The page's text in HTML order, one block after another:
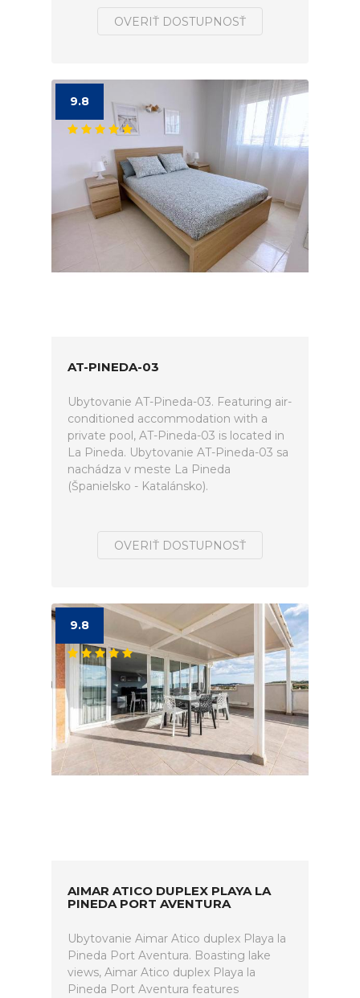
OVERIŤ DOSTUPNOSŤ
9.8
AT-PINEDA-03
Ubytovanie AT-Pineda-03. Featuring air-
conditioned accommodation with a
private pool, AT-Pineda-03 is located in
La Pineda. Ubytovanie AT-Pineda-03 sa
nachádza v meste La Pineda
(Španielsko - Katalánsko).
OVERIŤ DOSTUPNOSŤ
9.8
AIMAR ATICO DUPLEX PLAYA LA
PINEDA PORT AVENTURA
Ubytovanie Aimar Atico duplex Playa la
Pineda Port Aventura. Boasting lake
views, Aimar Atico duplex Playa la
Pineda Port Aventura features